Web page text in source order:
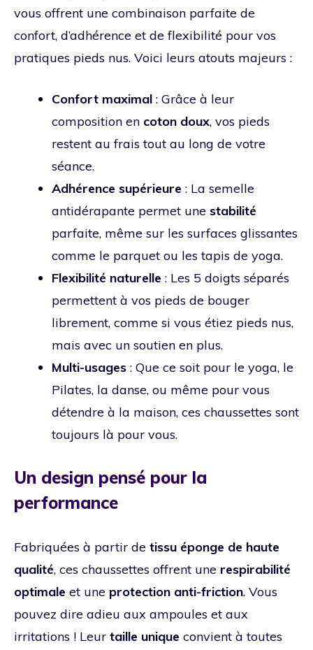
vous offrent une combinaison parfaite de
confort, d’adhérence et de flexibilité pour vos
pratiques pieds nus. Voici leurs atouts majeurs :
Confort maximal : Grâce à leur
composition en coton doux, vos pieds
restent au frais tout au long de votre
séance.
Adhérence supérieure : La semelle
antidérapante permet une stabilité
parfaite, même sur les surfaces glissantes
comme le parquet ou les tapis de yoga.
Flexibilité naturelle : Les 5 doigts séparés
permettent à vos pieds de bouger
librement, comme si vous étiez pieds nus,
mais avec un soutien en plus.
Multi-usages : Que ce soit pour le yoga, le
Pilates, la danse, ou même pour vous
détendre à la maison, ces chaussettes sont
toujours là pour vous.
Un design pensé pour la
performance
Fabriquées à partir de tissu éponge de haute
qualité, ces chaussettes offrent une respirabilité
optimale et une protection anti-friction. Vous
pouvez dire adieu aux ampoules et aux
irritations ! Leur taille unique convient à toutes